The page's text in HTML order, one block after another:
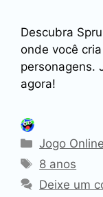
Descubra
onde você
personagens.
agora!
Categorias
Jogo Online
Tags
8 anos
Deixe um